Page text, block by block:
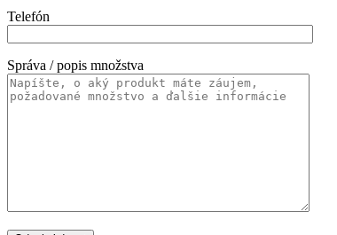
Telefón
Správa / popis množstva